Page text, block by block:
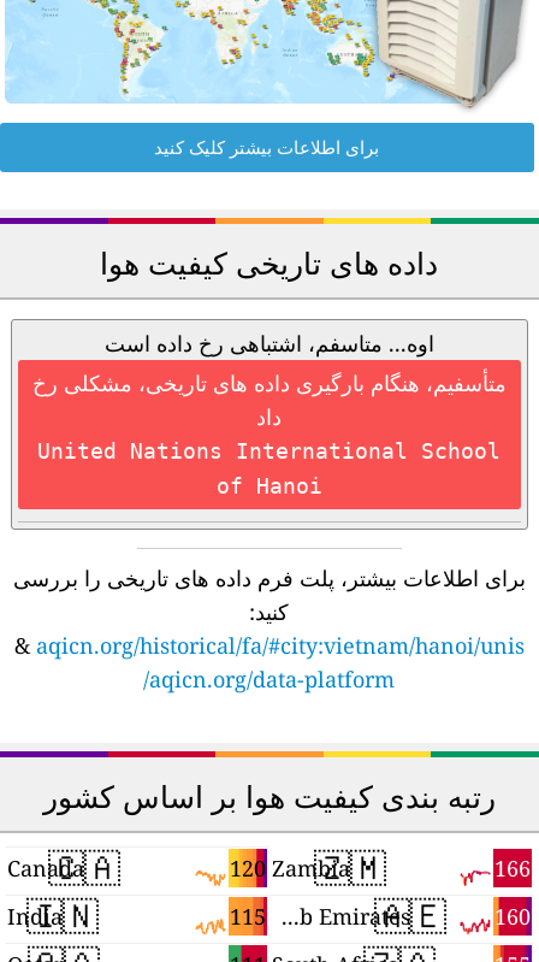
برای اطلاعات بیشتر کلیک کنید
داده های تاریخی کیفیت هوا
اوه... متاسفم، اشتباهی رخ داده است
متأسفیم، هنگام بارگیری داده های تاریخی، مشکلی رخ
داد
United Nations International School
of Hanoi
برای اطلاعات بیشتر، پلت فرم داده های تاریخی را بررسی
کنید:
aqicn.org/historical/fa/#city:vietnam/hanoi/unis
&
aqicn.org/data-platform/
رتبه بندی کیفیت هوا بر اساس کشور
🇿🇲 166
Zambia
🇦🇪 160
United Arab Emirates
🇨🇦 120
Canada
🇮🇳 115
India